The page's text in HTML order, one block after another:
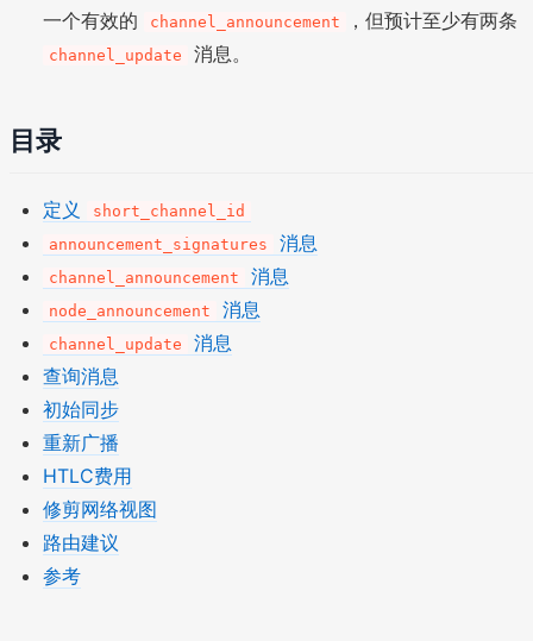
一个有效的
channel_announcement ，但预计至少有两条
channel_update 消息。
目录
定义
short_channel_id
announcement_signatures
消息
channel_announcement 消息
node_announcement 消息
channel_update
消息
查询消息
初始同步
重新广播
HTLC费用
修剪网络视图
路由建议
参考